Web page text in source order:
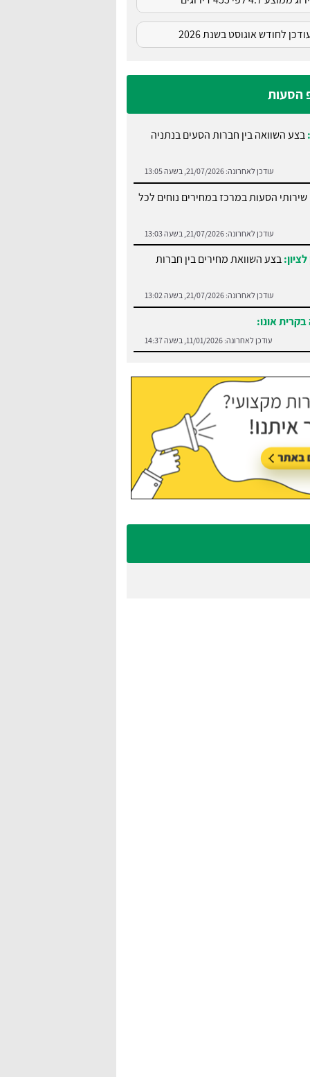
לחודש אוגוסט בשנת 2026
הסעות
בצע השוואה בין חברות הסעים בנתניה
עודכן לאחרונה:21/07/2026, בשעה 13:05
שירותי הסעות במרכז במחירים נוחים לכל
עודכן לאחרונה:21/07/2026, בשעה 13:03
בצע השוואת מחירים בין חברות
עודכן לאחרונה:21/07/2026, בשעה 13:02
אונו:
עודכן לאחרונה:11/01/2026, בשעה 14:37
עודכן לאחרונה:08/01/2026, בשעה 15:49